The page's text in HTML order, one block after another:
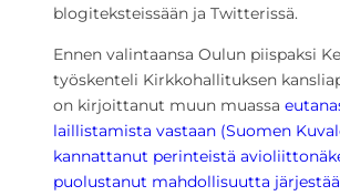
blogiteksteissään ja Twitterissä.
Ennen valintaansa Oulun piispaksi
työskenteli Kirkkohallituksen
on kirjoittanut muun muassa
laillistamista vastaan (Suomen
kannattanut perinteistä
puolustanut mahdollisuutta